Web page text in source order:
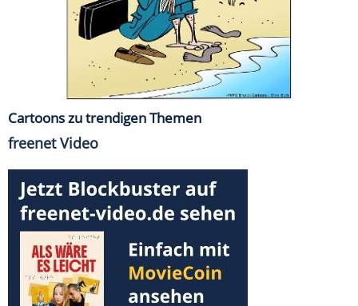
Cartoons zu trendigen Themen
freenet Video